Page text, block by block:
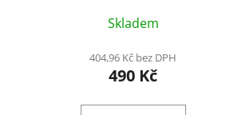
Skladem
404,96 Kč bez DPH
490 Kč